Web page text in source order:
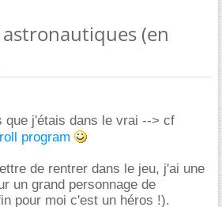
astronautiques (en
que j'étais dans le vrai --> cf
roll program
de rentrer dans le jeu, j'ai une
un grand personnage de
pour moi c'est un héros !).